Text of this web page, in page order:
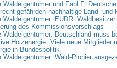
Waldeigentümer und FabLF:
gefährden nachhaltige Land- und
Waldeigentümer: EUDR:
des Kommissionsvorschlags
Waldeigentümer: Deutschland muss
Holzenergie: Viele neue Mitglieder
in Bundespolitik
Waldeigentümer: Wald-Pionier